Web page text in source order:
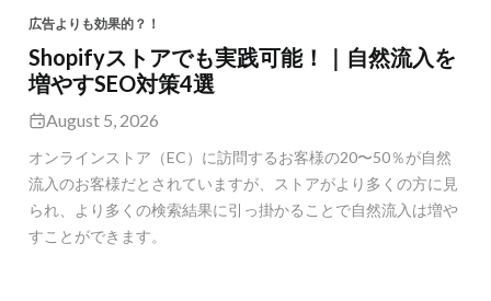
広告よりも効果的？！
Shopifyストアでも実践可能！｜自然流入を
増やすSEO対策4選
August 5, 2026
オンラインストア（EC）に訪問するお客様の20〜50％が自然
流入のお客様だとされていますが、ストアがより多くの方に見
られ、より多くの検索結果に引っ掛かることで自然流入は増や
すことができます。